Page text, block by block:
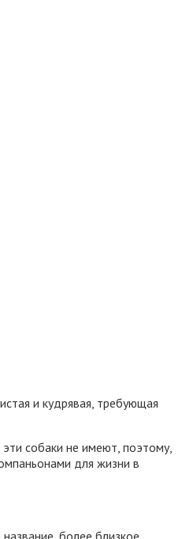
и кудрявая, требующая
собаки не имеют, поэтому,
для жизни в